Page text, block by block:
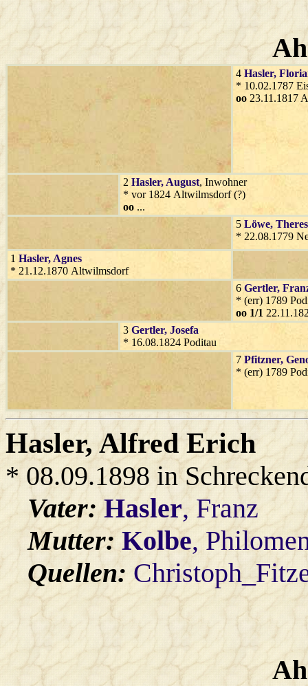
4 Hasler,
* 10.02.1787
oo 23.11.1817
2 Hasler, August, Inwohner
* vor 1824 Altwilmsdorf (?)
oo ...
5 Löwe,
* 22.08.1779
1 Hasler, Agnes
* 21.12.1870 Altwilmsdorf
6 Gertler,
* (err) 1789
oo 1/1
3 Gertler, Josefa
* 16.08.1824 Poditau
7 Pfitzner,
* (err) 1789
Hasler, Alfred Erich
* 08.09.1898 in
Vater:Hasler, Franz
Mutter:Kolbe,
Quellen: